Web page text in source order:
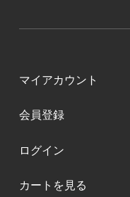
マイアカウント
会員登録
ログイン
カートを見る